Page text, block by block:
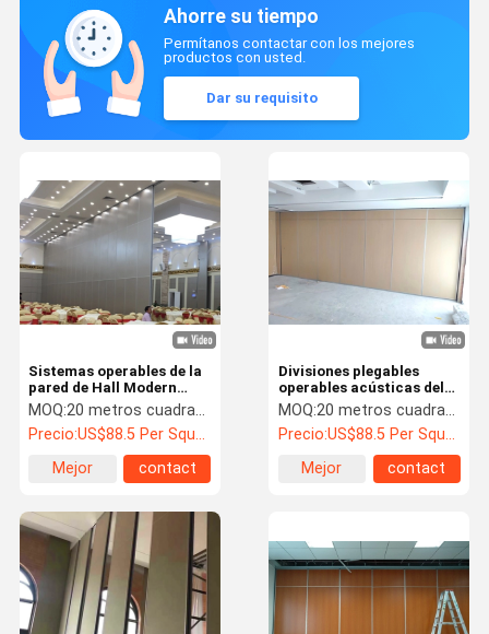
Ahorre su tiempo
Permítanos contactar con los mejores
productos con usted.
Dar su requisito
Divisiones plegables
operables acústicas del
panel del SGS para la sala
de conferencias
MOQ:20 metros cuadrados
Precio:US$88.5 Per Square Meter
Mejor
contact
Sistemas operables de la
pared de Hall Modern
Fold Partition Walls del
banquete del hotel
MOQ:20 metros cuadrados
Precio:US$88.5 Per Square Meter
Mejor
contact